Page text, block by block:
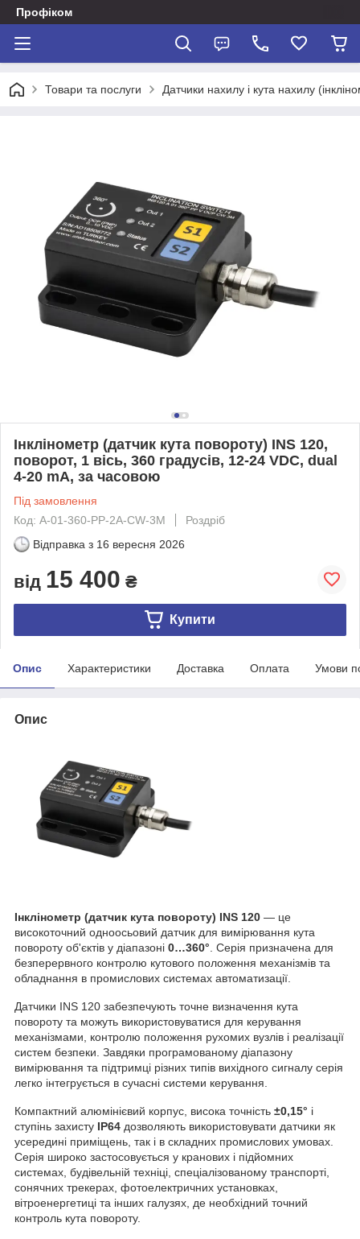
Профіком
Товари та послуги Датчики нахилу і кута нахилу
Інклінометр (датчик кута повороту) INS 120,
поворот, 1 вісь, 360 градусів, 12-24 VDC, dual
4-20 mA, за часовою
Під замовлення
Код: A-01-360-PP-2A-CW-3M
Роздріб
Відправка з 16 вересня 2026
від 15 400 ₴
Купити
Опис Характеристики Доставка Оплата Умови
Опис
Інклінометр (датчик кута повороту) INS 120 — це
високоточний одноосьовий датчик для вимірювання кута
повороту об'єктів у діапазоні 0…360° . Серія призначена для
безперервного контролю кутового положення механізмів та
обладнання в промислових системах автоматизації.
Датчики INS 120 забезпечують точне визначення кута
повороту та можуть використовуватися для керування
механізмами, контролю положення рухомих вузлів і реалізації
систем безпеки. Завдяки програмованому діапазону
вимірювання та підтримці різних типів вихідного сигналу серія
легко інтегрується в сучасні системи керування.
Компактний алюмінієвий корпус, висока точність ±0,15° і
ступінь захисту IP64 дозволяють використовувати датчики як
усередині приміщень, так і в складних промислових умовах.
Серія широко застосовується у кранових і підйомних
системах, будівельній техніці, спеціалізованому транспорті,
сонячних трекерах, фотоелектричних установках,
вітроенергетиці та інших галузях, де необхідний точний
контроль кута повороту.